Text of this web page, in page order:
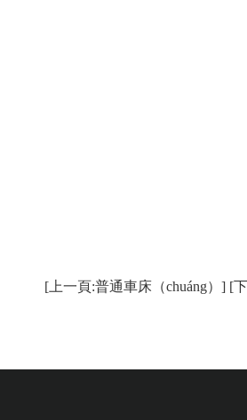
[上一頁:普通車床（chuáng）] [